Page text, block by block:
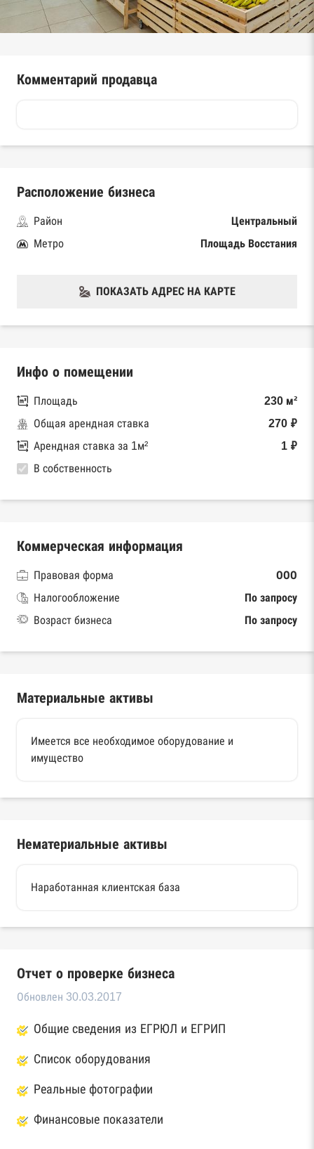
Комментарий продавца
Расположение бизнеса
Район
Центральный
Метро
Площадь Восстания
ПОКАЗАТЬ АДРЕС НА КАРТЕ
Инфо о помещении
Площадь
230 м²
Общая арендная ставка
270 ₽
Арендная ставка за 1м²
1 ₽
В собственность
Коммерческая информация
Правовая форма
ООО
Налогообложение
По запросу
Возраст бизнеса
По запросу
Материальные активы
Имеется все необходимое оборудование и
имущество
Нематериальные активы
Наработанная клиентская база
Отчет о проверке бизнеса
Обновлен 30.03.2017
Общие сведения из ЕГРЮЛ и ЕГРИП
Список оборудования
Реальные фотографии
Финансовые показатели